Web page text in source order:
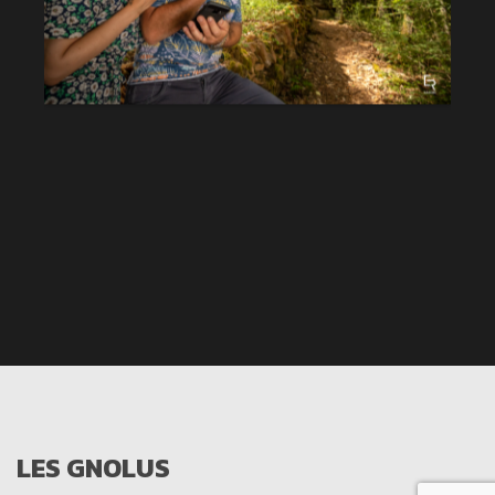
LES GNOLUS